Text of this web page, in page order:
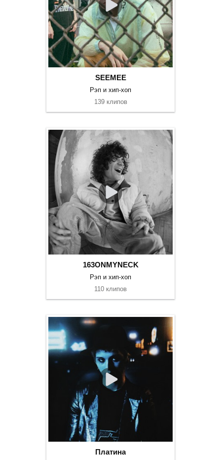
SEEMEE
Рэп и хип-хоп
139 клипов
163ONMYNECK
Рэп и хип-хоп
110 клипов
Платина